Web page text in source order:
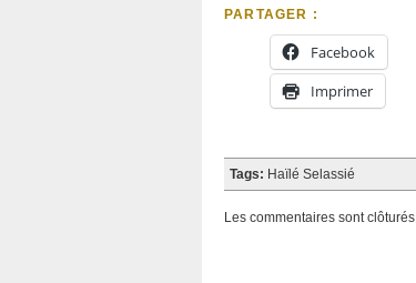
PARTAGER :
Facebook
Imprimer
Tags: Haïlé Selassié
Les commentaires sont clôturés